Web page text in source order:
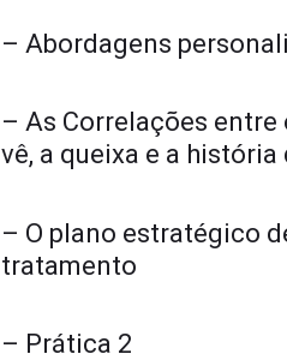
– Abordagens
– As Correlações entre
vê, a queixa e a
– O plano estratégico
tratamento
– Prática 2